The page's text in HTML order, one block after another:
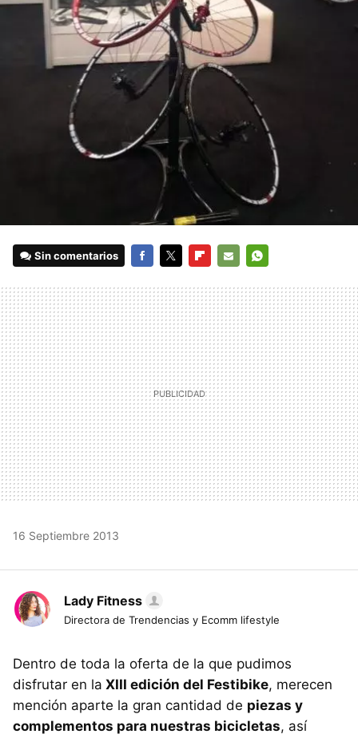
Sin comentarios
MAIL
16 Septiembre 2013
Lady Fitness
Directora de Trendencias y Ecomm lifestyle
Dentro de toda la oferta de la que pudimos
disfrutar en la XIII edición del Festibike, merecen
mención aparte la gran cantidad de piezas y
complementos para nuestras bicicletas, así